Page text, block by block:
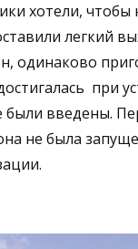
хотели,
легкий
одинаково
при
были введены.
не была